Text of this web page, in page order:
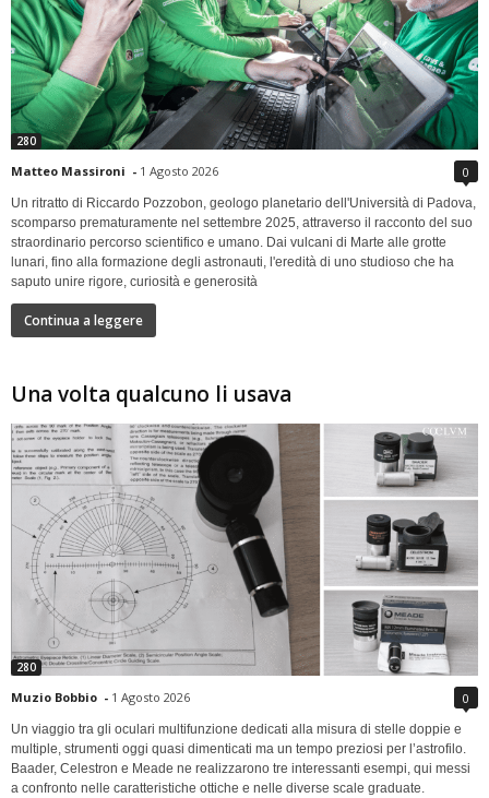
280
Matteo Massironi - 1 Agosto 2026 0
Un ritratto di Riccardo Pozzobon, geologo planetario dell'Università di Padova,
scomparso prematuramente nel settembre 2025, attraverso il racconto del suo
straordinario percorso scientifico e umano. Dai vulcani di Marte alle grotte
lunari, fino alla formazione degli astronauti, l'eredità di uno studioso che ha
saputo unire rigore, curiosità e generosità
Continua a leggere
Una volta qualcuno li usava
280
Muzio Bobbio - 1 Agosto 2026 0
Un viaggio tra gli oculari multifunzione dedicati alla misura di stelle doppie e
multiple, strumenti oggi quasi dimenticati ma un tempo preziosi per l’astrofilo.
Baader, Celestron e Meade ne realizzarono tre interessanti esempi, qui messi
a confronto nelle caratteristiche ottiche e nelle diverse scale graduate.